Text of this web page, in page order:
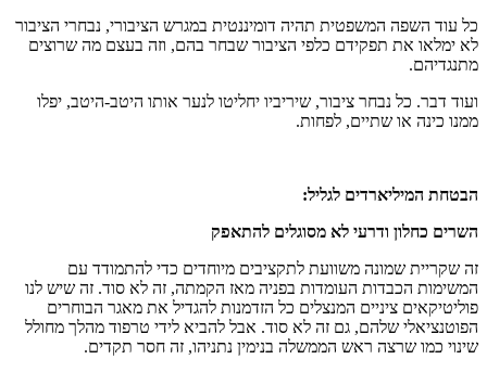
כל עוד השפה המשפטית תהיה דומיננטית במגרש הציבורי, נבחרי הציבור
לא ימלאו את תפקידם כלפי הציבור שבחר בהם, וזה בעצם מה שרוצים
מתנגדיהם.
ועוד דבר. כל נבחר ציבור, שיריביו יחליטו לנער אותו היטב-היטב, יפלו
ממנו כינה או שתיים, לפחות.
הבטחת המיליארדים לגליל:
השרים כחלון ודרעי לא מסוגלים להתאפק
זה שקריית שמונה משוועת לתקציבים מיוחדים כדי להתמודד עם
המשימות הכבדות העומדות בפניה מאז הקמתה, זה לא סוד. זה שיש לנו
פוליטיקאים ציניים המנצלים כל הזדמנות להגדיל את מאגר הבוחרים
הפוטנציאלי שלהם, גם זה לא סוד. אבל להביא לידי טרפוד מהלך מחולל
שינוי כמו שרצה ראש הממשלה בנימין נתניהו, זה חסר תקדים.